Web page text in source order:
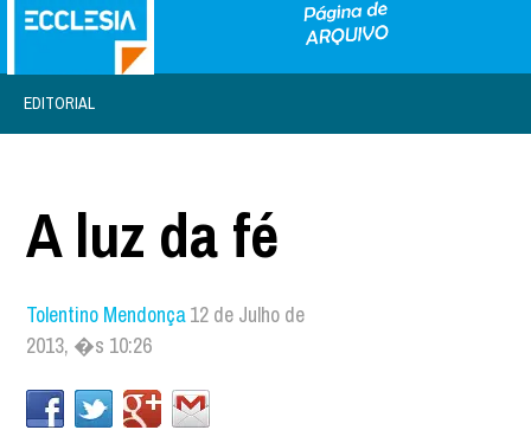
EDITORIAL
A luz da fé
Tolentino Mendonça12 de Julho de
2013, �s 10:26